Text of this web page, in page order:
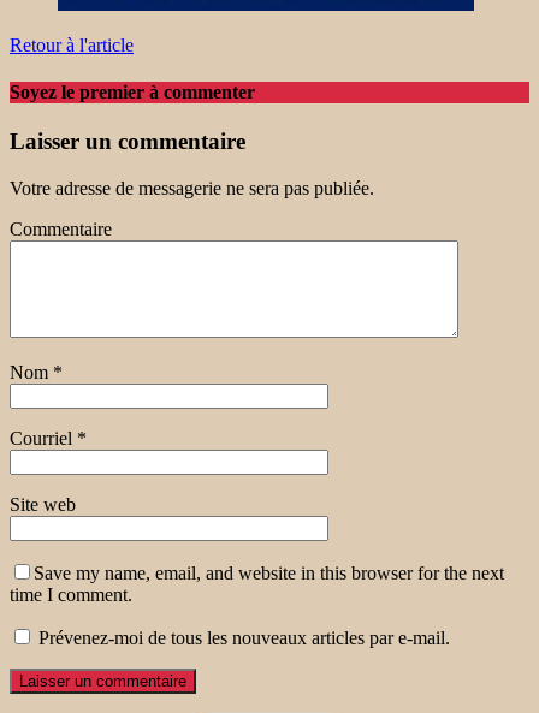
Retour à l'article
Soyez le premier à commenter
Laisser un commentaire
Votre adresse de messagerie ne sera pas publiée.
Commentaire
Nom *
Courriel *
Site web
Save my name, email, and website in this browser for the next
time I comment.
Prévenez-moi de tous les nouveaux articles par e-mail.